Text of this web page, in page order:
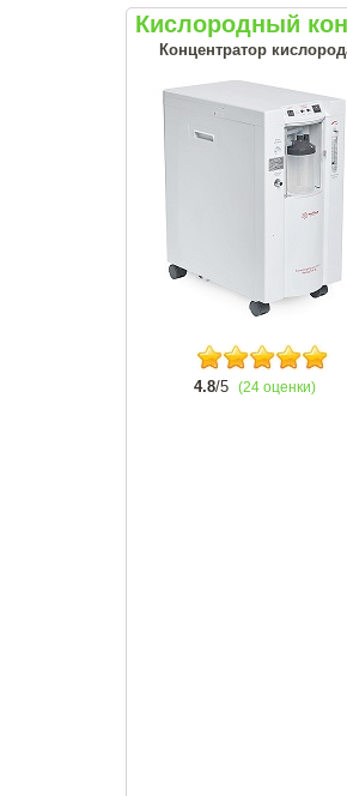
Кислородный
Концентратор
4.8/5 (24 оценки)